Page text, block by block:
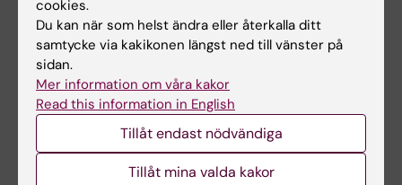
3 jul 2026
CLINTEC-professor
internationellt
2 jul 2026
MedH-forskare prisas
för välciterad
publikation
MedH forskarna Christina
cookies.
Du kan när som helst ändra eller återkalla ditt
samtycke via kakikonen längst ned till vänster på
sidan.
Mer information om våra kakor
Read this information in English
Tillåt endast nödvändiga
Tillåt mina valda kakor